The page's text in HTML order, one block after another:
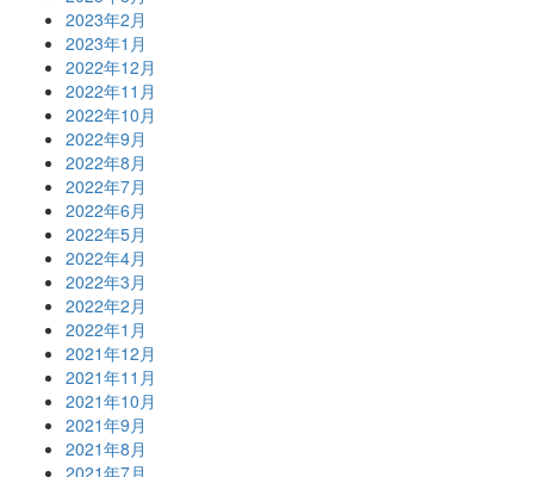
2023年2月
2023年1月
2022年12月
2022年11月
2022年10月
2022年9月
2022年8月
2022年7月
2022年6月
2022年5月
2022年4月
2022年3月
2022年2月
2022年1月
2021年12月
2021年11月
2021年10月
2021年9月
2021年8月
2021年7月